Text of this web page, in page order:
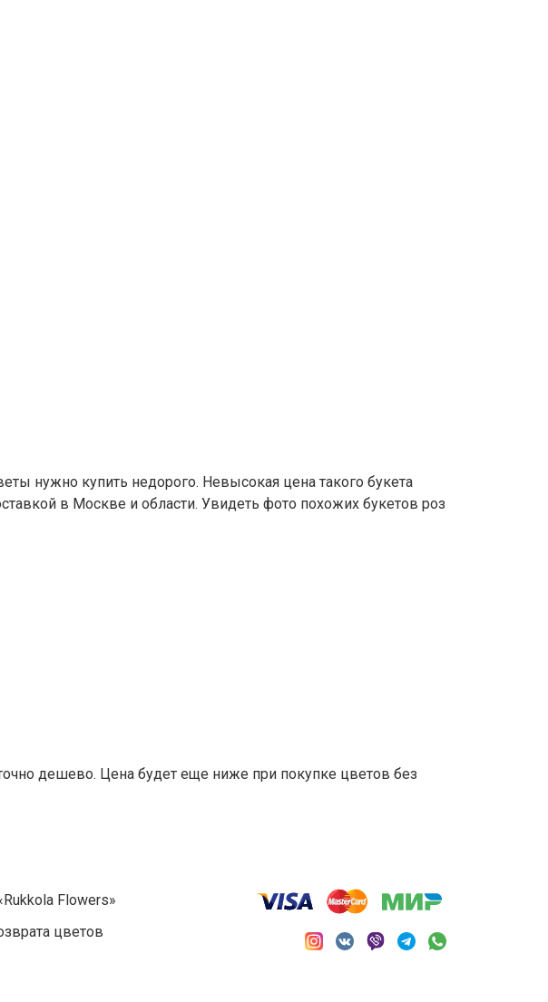
нужно купить недорого. Невысокая цена такого букета
в Москве и области. Увидеть фото похожих букетов роз
дешево. Цена будет еще ниже при покупке цветов без
Flowers»
цветов